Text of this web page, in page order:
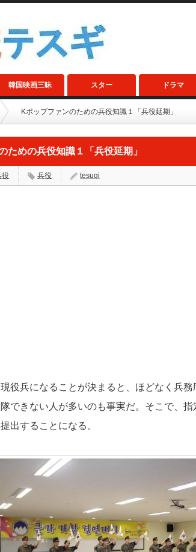
韓国映画三昧 スター ドラマ
Kポップファンのための兵役知識１「兵役延期」
ための兵役知識１「兵役延期」
役 兵役 tesugi
役兵になることが決まると、ほどなく兵務
できない人が多いのも事実だ。そこで、指
出することになる。